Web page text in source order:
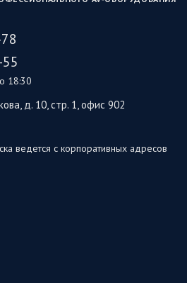
18:30
д. 10, стр. 1, офис 902
ведется с корпоративных адресов